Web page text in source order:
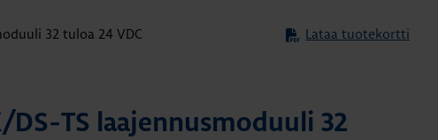
32 tuloa 24 VDC Lataa tuotekortti
DS-TS laajennusmoduuli 32